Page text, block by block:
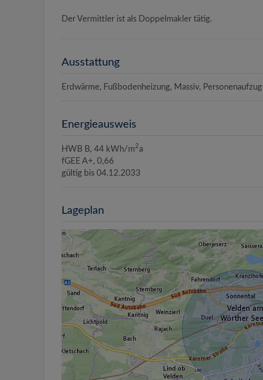
Der Vermittler ist als Doppelmakler tätig.
Ausstattung
Erdwärme Fußbodenheizung Massiv Personenaufzug
Energieausweis
HWB B, 44 kWh/m2a
fGEE A+, 0,66
gültig bis 04.12.2033
Lageplan